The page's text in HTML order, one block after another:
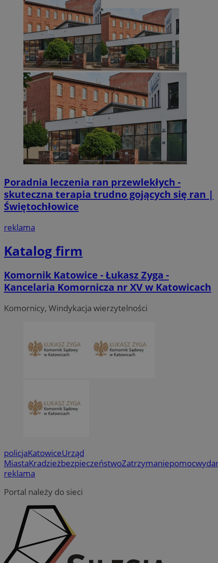
Poradnia leczenia ran przewlekłych -
skuteczna terapia trudno gojących się ran |
Świętochłowice
reklama
Katalog firm
Komornik Katowice - Łukasz Zyga -
Kancelaria Komornicza nr XV w Katowicach
Komornicy, Windykacja wierzytelności
policjaKatowiceUrząd
MiastaKradzieżbezpieczeństwoZatrzymaniepomoc
reklama
Portal należy do sieci